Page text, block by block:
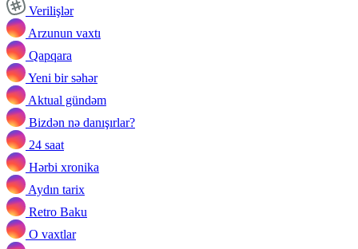
Verilişlər
Arzunun vaxtı
Qapqara
Yeni bir səhər
Aktual gündəm
Bizdən nə danışırlar?
24 saat
Hərbi xronika
Aydın tarix
Retro Baku
O vaxtlar